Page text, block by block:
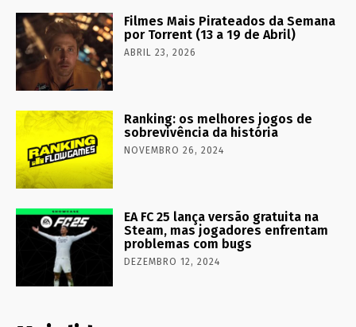
Filmes Mais Pirateados da Semana
por Torrent (13 a 19 de Abril)
ABRIL 23, 2026
Ranking: os melhores jogos de
sobrevivência da história
NOVEMBRO 26, 2024
EA FC 25 lança versão gratuita na
Steam, mas jogadores enfrentam
problemas com bugs
DEZEMBRO 12, 2024